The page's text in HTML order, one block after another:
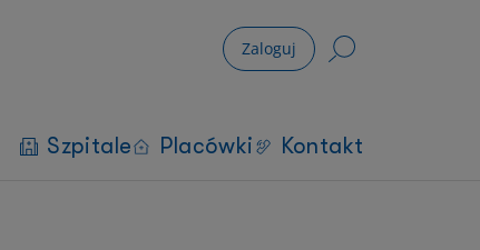
Zaloguj
Szpitale Placówki Kontakt